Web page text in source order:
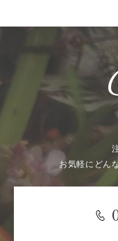
お気軽にどん